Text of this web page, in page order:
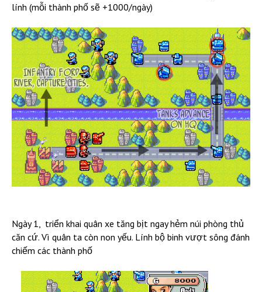
lính (mỗi thành phố sẽ +1000/ngày)
Ngày 1, triển khai quân xe tăng bịt ngay hẻm núi phòng thủ
căn cứ. Vì quân ta còn non yếu. Lính bộ binh vượt sông đánh
chiếm các thành phố